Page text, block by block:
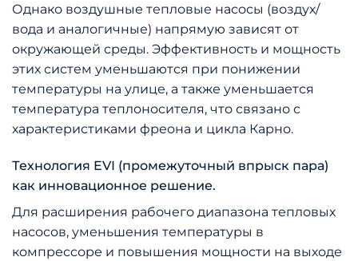
Однако воздушные тепловые насосы (воздух/
вода и аналогичные) напрямую зависят от
окружающей среды. Эффективность и мощность
этих систем уменьшаются при понижении
температуры на улице, а также уменьшается
температура теплоносителя, что связано с
характеристиками фреона и цикла Карно.
Технология EVI (промежуточный впрыск пара)
как инновационное решение.
Для расширения рабочего диапазона тепловых
насосов, уменьшения температуры в
компрессоре и повышения мощности на выходе